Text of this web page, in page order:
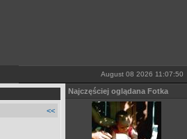
Jeżeli sobie tego nie życzysz wyłącz je lub opuść
August 08 2026 11:07:50
<<
Najczęściej oglądana Fotka